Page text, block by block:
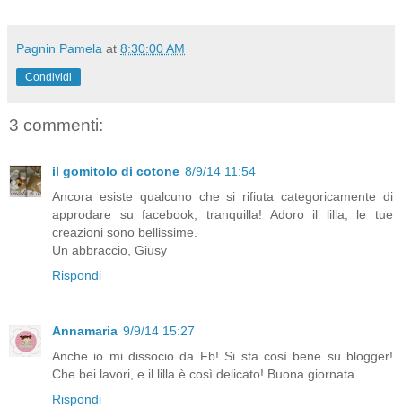
Pagnin Pamela at 8:30:00 AM
Condividi
3 commenti:
il gomitolo di cotone 8/9/14 11:54
Ancora esiste qualcuno che si rifiuta categoricamente di
approdare su facebook, tranquilla! Adoro il lilla, le tue
creazioni sono bellissime.
Un abbraccio, Giusy
Rispondi
Annamaria 9/9/14 15:27
Anche io mi dissocio da Fb! Si sta così bene su blogger!
Che bei lavori, e il lilla è così delicato! Buona giornata
Rispondi